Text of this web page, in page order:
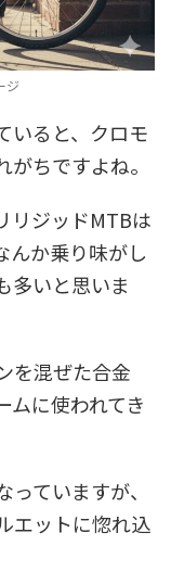
ジ
いると、クロモ
ちですよね。
リジッドMTBは
んか乗り味がし
多いと思いま
を混ぜた合金
ムに使われてき
ていますが、
エットに惚れ込